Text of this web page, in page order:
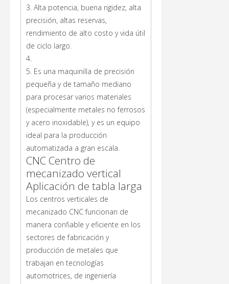
3. Alta potencia, buena rigidez, alta
precisión, altas reservas,
rendimiento de alto costo y vida útil
de ciclo largo.
4.
5. Es una maquinilla de precisión
pequeña y de tamaño mediano
para procesar varios materiales
(especialmente metales no ferrosos
y acero inoxidable), y es un equipo
ideal para la producción
automatizada a gran escala.
CNC Centro de
mecanizado vertical
Aplicación de tabla larga
Los centros verticales de
mecanizado CNC funcionan de
manera confiable y eficiente en los
sectores de fabricación y
producción de metales que
trabajan en tecnologías
automotrices, de ingeniería